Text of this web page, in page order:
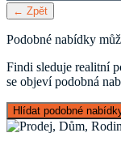
← Zpět
Podobné nabídky
Findi sleduje realitní
se objeví podobná
Hlídat podobné